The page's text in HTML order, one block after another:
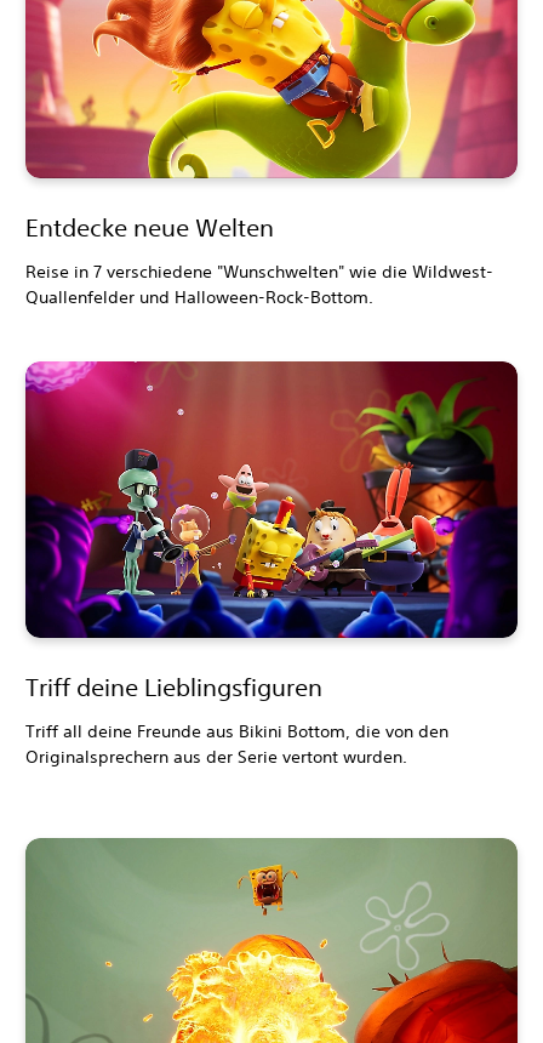
Entdecke neue Welten
Reise in 7 verschiedene "Wunschwelten" wie die Wildwest-
Quallenfelder und Halloween-Rock-Bottom.
Triff deine Lieblingsfiguren
Triff all deine Freunde aus Bikini Bottom, die von den
Originalsprechern aus der Serie vertont wurden.